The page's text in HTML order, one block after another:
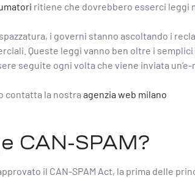
ritiene che dovrebbero esserci leggi
i governi stanno ascoltando i
Queste leggi vanno ben oltre i
seguite ogni volta che viene inviata
contatta la nostra agenzia web milano
CAN-SPAM?
il CAN-SPAM Act, la prima delle